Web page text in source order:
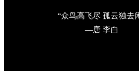
“众鸟高飞尽 孤云独去
—唐 李白